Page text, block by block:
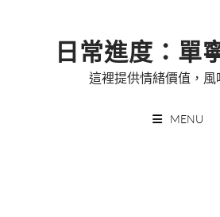
日常進度：單
這裡提供情緒價值，風
MENU